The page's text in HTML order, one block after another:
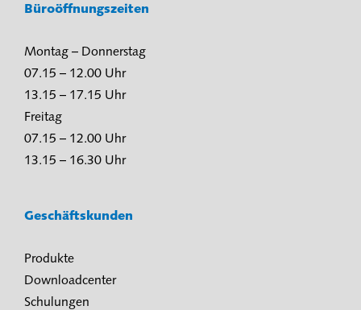
Büroöffnungszeiten
Montag – Donnerstag
07.15 – 12.00 Uhr
13.15 – 17.15 Uhr
Freitag
07.15 – 12.00 Uhr
13.15 – 16.30 Uhr
Geschäftskunden
Produkte
Downloadcenter
Schulungen